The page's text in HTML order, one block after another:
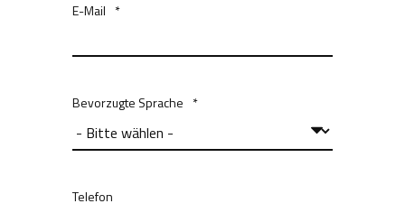
E-Mail *
Bevorzugte Sprache *
Telefon